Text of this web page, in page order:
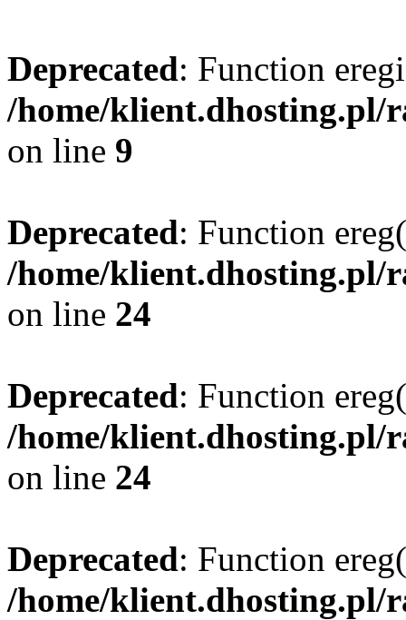
Deprecated: Function
/home/klient.dhosting.pl/
on line 9
Deprecated: Function
/home/klient.dhosting.pl/
on line 24
Deprecated: Function
/home/klient.dhosting.pl/
on line 24
Deprecated: Function
/home/klient.dhosting.pl/